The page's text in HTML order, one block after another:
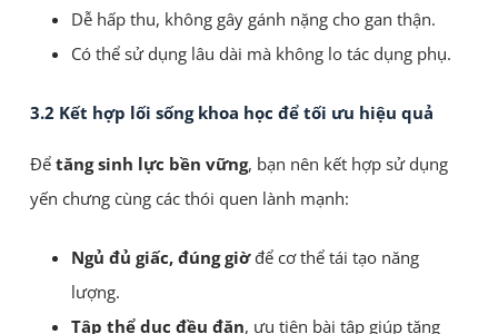
Dễ hấp thu, không gây gánh nặng cho gan thận.
Có thể sử dụng lâu dài mà không lo tác dụng phụ.
3.2 Kết hợp lối sống khoa học để tối ưu hiệu quả
Để tăng sinh lực bền vững, bạn nên kết hợp sử dụng
yến chưng cùng các thói quen lành mạnh:
Ngủ đủ giấc, đúng giờđể cơ thể tái tạo năng
lượng.
Tập thể dục đều đặn, ưu tiên bài tập giúp tăng